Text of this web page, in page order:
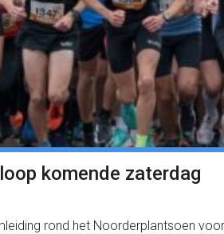
komende zaterdag
rond het Noorderplantsoen